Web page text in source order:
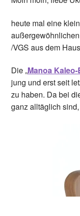
heute mal eine
/VGS aus dem
Die „Manoa
jung und erst seit
zu haben. Da bei
ganz alltäglich